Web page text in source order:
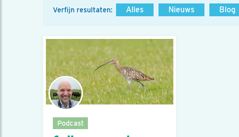
Verfijn resultaten: Alles Nieuws Blog
Podcast